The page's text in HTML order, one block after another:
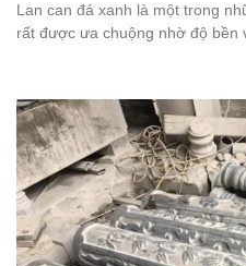
Lan can đá xanh là một trong
rất được ưa chuộng nhờ độ bền